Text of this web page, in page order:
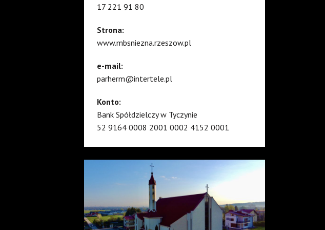
17 221 91 80
Strona:
www.mbsniezna.rzeszow.pl
e-mail:
parherm@intertele.pl
Konto:
Bank Spółdzielczy w Tyczynie
52 9164 0008 2001 0002 4152 0001